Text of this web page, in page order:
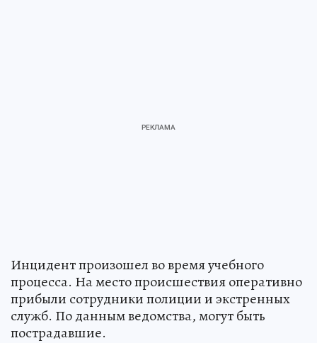
Инцидент произошел во время учебного
процесса. На место происшествия оперативно
прибыли сотрудники полиции и экстренных
служб. По данным ведомства, могут быть
пострадавшие.